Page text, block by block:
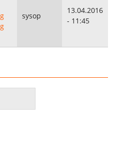
sysop
13.04.2016
- 11:45